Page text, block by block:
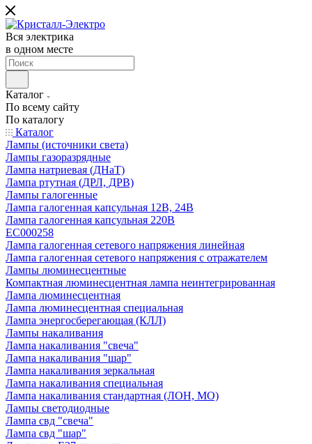
Вся электрика
в одном месте
Каталог
По всему сайту
По каталогу
Каталог
Лампы (источники света)
Лампы газоразрядные
Лампа натриевая (ДНаТ)
Лампа ртутная (ДРЛ, ДРВ)
Лампы галогенные
Лампа галогенная капсульная 12В, 24В
Лампа галогенная капсульная 220В
EC000258
Лампа галогенная сетевого напряжения линейная
Лампа галогенная сетевого напряжения с отражателем
Лампы люминесцентные
Компактная люминесцентная лампа неинтегрированная
Лампа люминесцентная
Лампа люминесцентная специальная
Лампа энергосберегающая (КЛЛ)
Лампы накаливания
Лампа накаливания "свеча"
Лампа накаливания "шар"
Лампа накаливания зеркальная
Лампа накаливания специальная
Лампа накаливания стандартная (ЛОН, МО)
Лампы светодиодные
Лампа свд "свеча"
Лампа свд "шар"